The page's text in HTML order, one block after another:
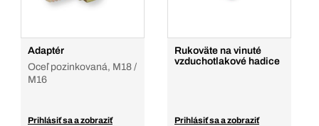
Adaptér
Oceľ pozinkovaná, M18 /
M16
Prihlásiť sa a zobraziť
Rukoväte na vinuté
vzduchotlakové hadice
Prihlásiť sa a zobraziť